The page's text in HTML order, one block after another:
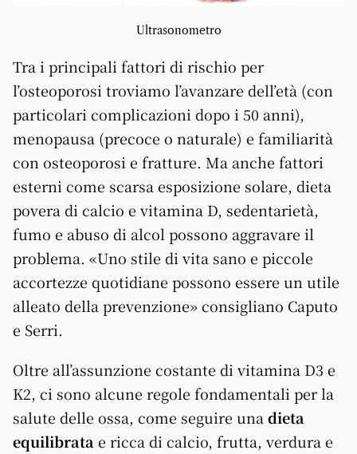
Ultrasonometro
Tra i principali fattori di rischio per
l’osteoporosi troviamo l’avanzare dell’età (con
particolari complicazioni dopo i 50 anni),
menopausa (precoce o naturale) e familiarità
con osteoporosi e fratture. Ma anche fattori
esterni come scarsa esposizione solare, dieta
povera di calcio e vitamina D, sedentarietà,
fumo e abuso di alcol possono aggravare il
problema. «Uno stile di vita sano e piccole
accortezze quotidiane possono essere un utile
alleato della prevenzione» consigliano Caputo
e Serri.
Oltre all’assunzione costante di vitamina D3 e
K2, ci sono alcune regole fondamentali per la
salute delle ossa, come seguire unadieta
equilibratae ricca di calcio, frutta, verdura e